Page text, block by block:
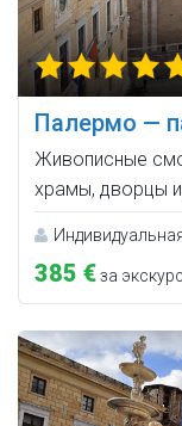
Палермо —
Живописные
храмы, дворцы и
385 €за